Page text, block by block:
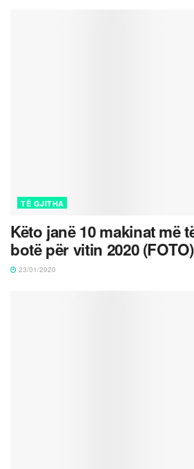
TË GJITHA
Këto janë 10 makinat më
botë për vitin 2020 (FOTO)
23/01/2020